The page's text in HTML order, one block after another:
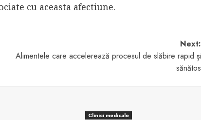
cu aceasta afectiune.
Next:
Alimentele care accelerează procesul de slăbire rapid și
sănătos
Clinici medicale